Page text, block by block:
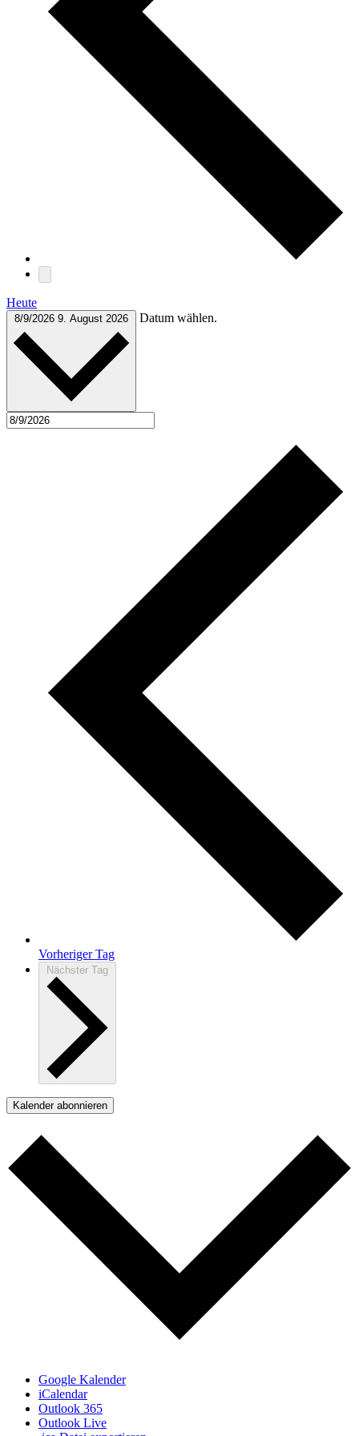
Heute
8/9/2026 9. August 2026 Datum wählen.
Vorheriger Tag
Nächster Tag
Kalender abonnieren
Google Kalender
iCalendar
Outlook 365
Outlook Live